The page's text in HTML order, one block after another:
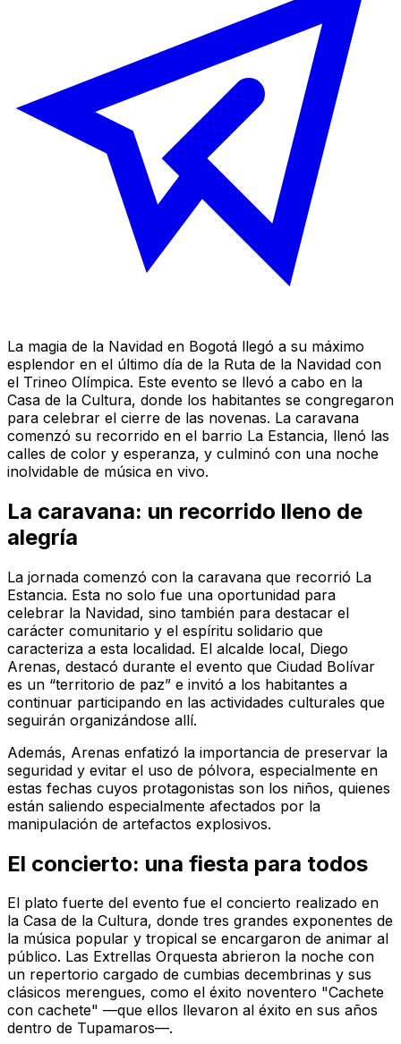
La magia de la Navidad en Bogotá llegó a su máximo
esplendor en el último día de la Ruta de la Navidad con
el Trineo Olímpica. Este evento se llevó a cabo en la
Casa de la Cultura, donde los habitantes se congregaron
para celebrar el cierre de las novenas. La caravana
comenzó su recorrido en el barrio La Estancia, llenó las
calles de color y esperanza, y culminó con una noche
inolvidable de música en vivo.
La caravana: un recorrido lleno de
alegría
La jornada comenzó con la caravana que recorrió La
Estancia. Esta no solo fue una oportunidad para
celebrar la Navidad, sino también para destacar el
carácter comunitario y el espíritu solidario que
caracteriza a esta localidad. El alcalde local, Diego
Arenas, destacó durante el evento que Ciudad Bolívar
es un “territorio de paz” e invitó a los habitantes a
continuar participando en las actividades culturales que
seguirán organizándose allí.
Además, Arenas enfatizó la importancia de preservar la
seguridad y evitar el uso de pólvora, especialmente en
estas fechas cuyos protagonistas son los niños, quienes
están saliendo especialmente afectados por la
manipulación de artefactos explosivos.
El concierto: una fiesta para todos
El plato fuerte del evento fue el concierto realizado en
la Casa de la Cultura, donde tres grandes exponentes de
la música popular y tropical se encargaron de animar al
público. Las Extrellas Orquesta abrieron la noche con
un repertorio cargado de cumbias decembrinas y sus
clásicos merengues, como el éxito noventero "Cachete
con cachete" —que ellos llevaron al éxito en sus años
dentro de Tupamaros—.